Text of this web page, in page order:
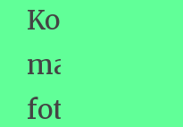
Konyhakert
martfűi
fotói